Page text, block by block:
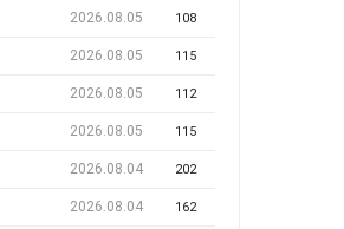
2026.08.05 108
2026.08.05 115
2026.08.05 112
2026.08.05 115
2026.08.04 202
2026.08.04 162